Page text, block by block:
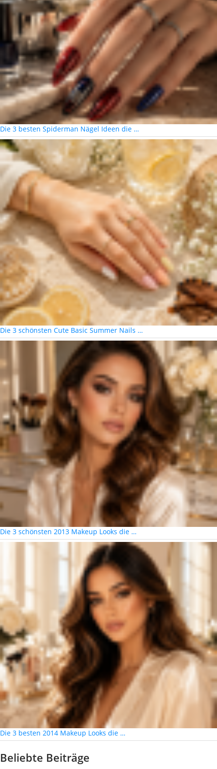
Die 3 besten Spiderman Nägel Ideen die …
Die 3 schönsten Cute Basic Summer Nails …
Die 3 schönsten 2013 Makeup Looks die …
Die 3 besten 2014 Makeup Looks die …
Beliebte Beiträge